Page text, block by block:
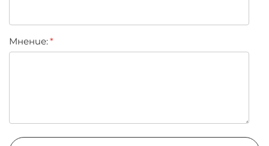
инструкции за употреба на български език
Мнение: